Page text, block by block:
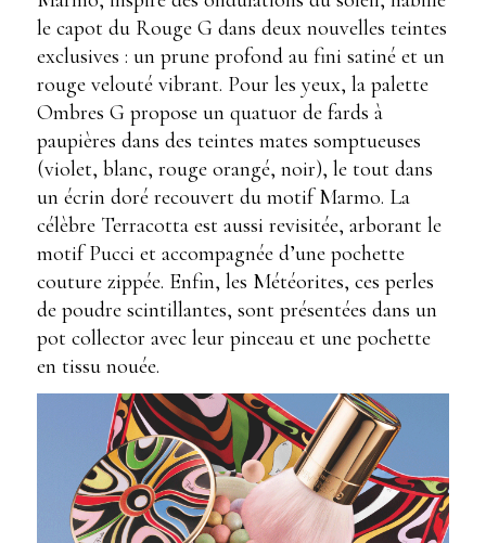
le capot du Rouge G dans deux nouvelles teintes
exclusives : un prune profond au fini satiné et un
rouge velouté vibrant. Pour les yeux, la palette
Ombres G propose un quatuor de fards à
paupières dans des teintes mates somptueuses
(violet, blanc, rouge orangé, noir), le tout dans
un écrin doré recouvert du motif Marmo. La
célèbre Terracotta est aussi revisitée, arborant le
motif Pucci et accompagnée d’une pochette
couture zippée. Enfin, les Météorites, ces perles
de poudre scintillantes, sont présentées dans un
pot collector avec leur pinceau et une pochette
en tissu nouée.